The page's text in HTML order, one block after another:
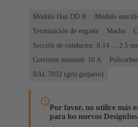
Módulo Han DD ®
Módulo
Terminación de engaste
Macho
Sección de conductor: 0.14 ... 2.5
Corriente nominal: ‌10 A
RAL 7032 (gris guijarro)
Por favor, no utilice más
para los nuevos DesignIns.